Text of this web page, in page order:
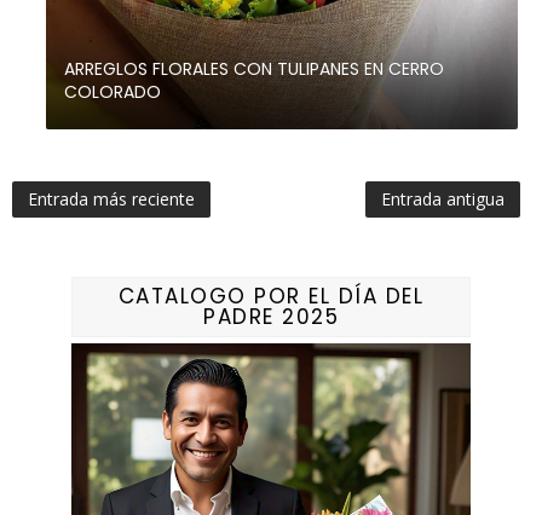
ARREGLOS FLORALES CON TULIPANES EN CERRO
COLORADO
Entrada más reciente Entrada antigua
CATALOGO POR EL DÍA DEL
PADRE 2025